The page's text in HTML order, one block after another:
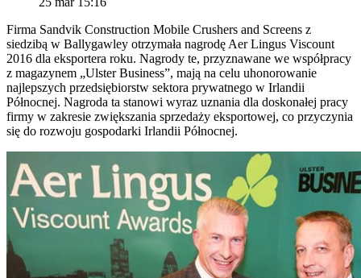
Firma Sandvik Construction Mobile Crushers and Screens z
siedzibą w Ballygawley otrzymała nagrodę Aer Lingus Viscount
2016 dla eksportera roku. Nagrody te, przyznawane we współpracy
z magazynem „Ulster Business”, mają na celu uhonorowanie
najlepszych przedsiębiorstw sektora prywatnego w Irlandii
Północnej. Nagroda ta stanowi wyraz uznania dla doskonałej pracy
firmy w zakresie zwiększania sprzedaży eksportowej, co przyczynia
się do rozwoju gospodarki Irlandii Północnej.